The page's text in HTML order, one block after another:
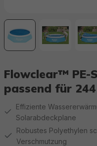
Flowclear™ PE-
passend für
Effiziente
Solarabdeckplane
Robustes Polyethylen
Verschmutzung